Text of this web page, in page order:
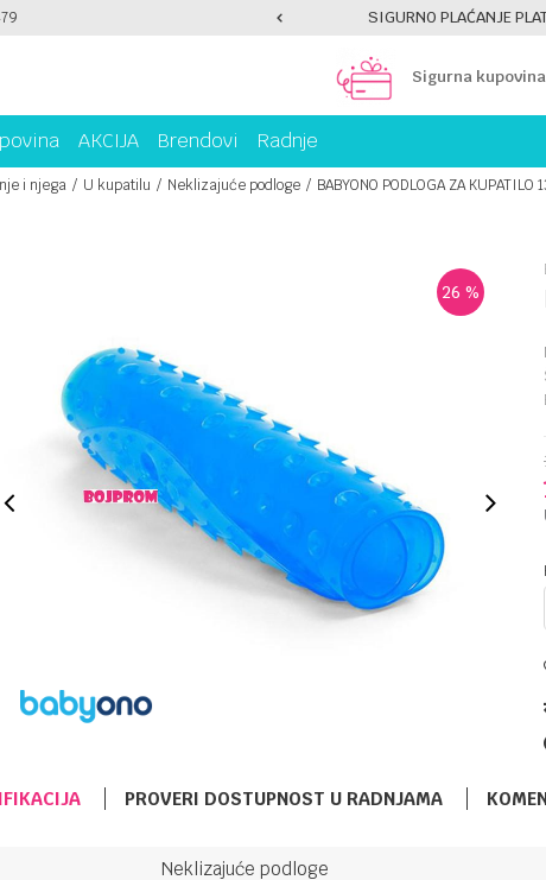
KARTICOM NA RATE! SIGURNO PLAĆANJE
Sigurna kupovina
AKCIJA Brendovi Radnje
i njega U kupatilu Neklizajuće podloge BABYONO PODLOGA ZA KUPATILO
26 %
PROVERI DOSTUPNOST U RADNJAMA
Neklizajuće podloge